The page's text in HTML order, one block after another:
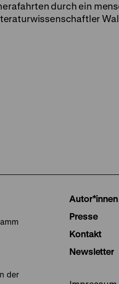
durch ein
der
Autor*innen
Presse
Kontakt
Newsletter